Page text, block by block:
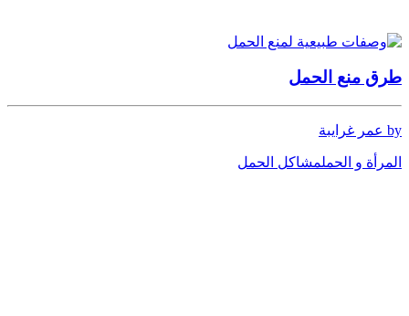
طرق منع الحمل
by عمر غرايبة
المرأة و الحملمشاكل الحمل